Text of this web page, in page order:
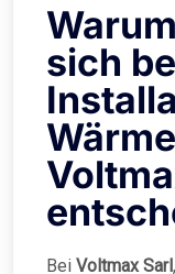
sich
Bei Voltmax Sarl